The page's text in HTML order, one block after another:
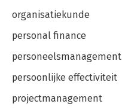
organisatiekunde
personal finance
personeelsmanagement
persoonlijke effectiviteit
projectmanagement